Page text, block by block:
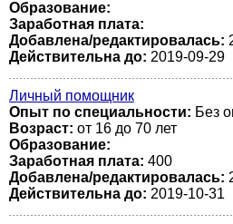
Образование:
Заработная плата:
Добавлена/редактировалась:
Действительна до: 2019-09-29
Личный помощник
Опыт по специальности: Без
Возраст: от 16 до 70 лет
Образование:
Заработная плата: 400
Добавлена/редактировалась:
Действительна до: 2019-10-31